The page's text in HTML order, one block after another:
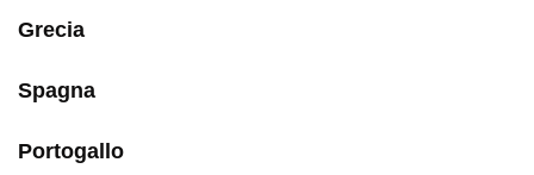
Grecia
Spagna
Portogallo